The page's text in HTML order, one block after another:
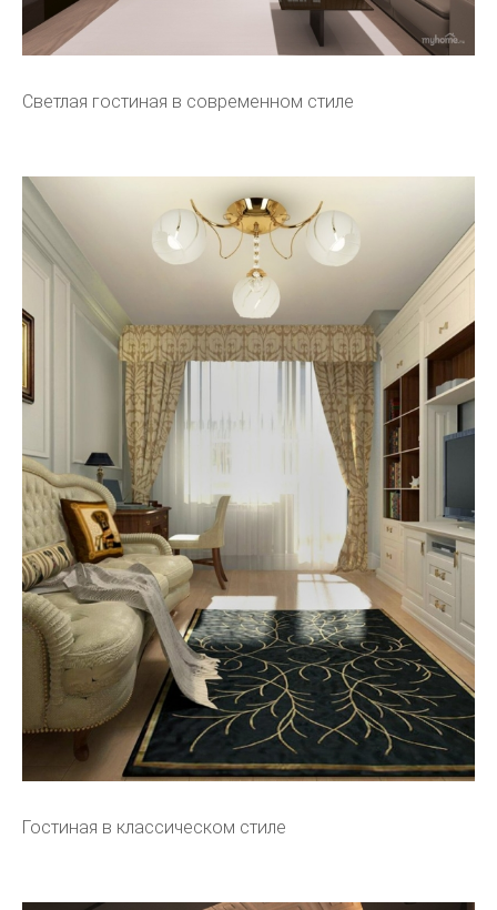
Светлая гостиная в современном стиле
Гостиная в классическом стиле